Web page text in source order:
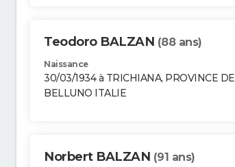
Teodoro BALZAN (88 ans)
Naissance
30/03/1934 à TRICHIANA, PROVINCE DE
BELLUNO ITALIE
Norbert BALZAN (91 ans)